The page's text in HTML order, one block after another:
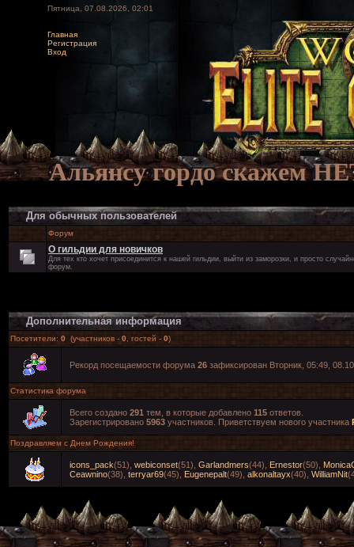
Пятница, 07.08.2026, 02:01
Главная
Регистрация
Вход
Альянсу гордо скажем
Для обычных пользователей
Форум
О гильдии для новичков
Для тех кто хочет присоединится к нашей гильдии, выйти из заморозки, и просто
форум.
Дополнительная информация
Посетители: 0 (участников - 0 , гостей - 0)
Рекорд посещаемости форума 26 зафиксирован Вторник, 05:49,
Статистика форума
Всего создано 291 тем, в которые добавлено 115 ответов.
Зарегистрировано 5963 участников. Приветствуем нового участника
Поздравляем с Днем Рождения!
icons_pack(51) webiconset(51) Garlandmers(44) Ernestor(50)
Ceawnino(38) terryar69(45) Eugenepalt(49) alkonaltayx(40) WilliamNit